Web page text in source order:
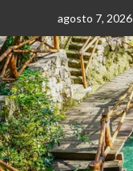
contenido
agosto 7, 2026